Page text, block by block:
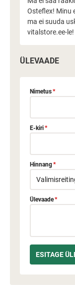
Osteflex! Minu
ma ei suuda
vitalstore.ee-le!
ÜLEVAADE
Nimetus*
E-kiri*
Hinnang*
Ülevaade*